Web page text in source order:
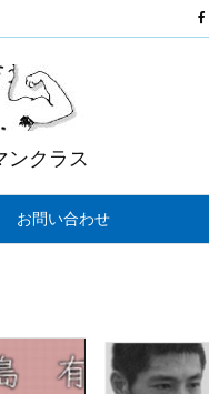
ンクラス
お問い合わせ